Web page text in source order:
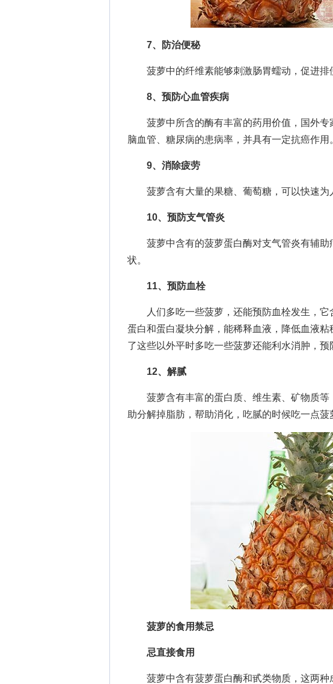
7、防治便秘
菠萝中的纤维素能够刺激肠胃蠕动，促进排
8、预防心血管疾病
菠萝中所含的酶有丰富的药用价值，国外专
脑血管、糖尿病的患病率，并具有一定抗癌作用
9、消除疲劳
菠萝含有大量的果糖、葡萄糖，可以快速为
10、预防支气管炎
菠萝中含有的菠萝蛋白酶对支气管炎有辅助
状。
11、预防血栓
人们多吃一些菠萝，还能预防血栓发生，它
蛋白和蛋白凝块分解，能稀释血液，降低血液
了这些以外平时多吃一些菠萝还能利水消肿，预
12、解腻
菠萝含有丰富的蛋白质、维生素、矿物质等
助分解掉脂肪，帮助消化，吃腻的时候吃一点菠
菠萝的食用禁忌
忌直接食用
菠萝中含有菠萝蛋白酶和甙类物质，这两种